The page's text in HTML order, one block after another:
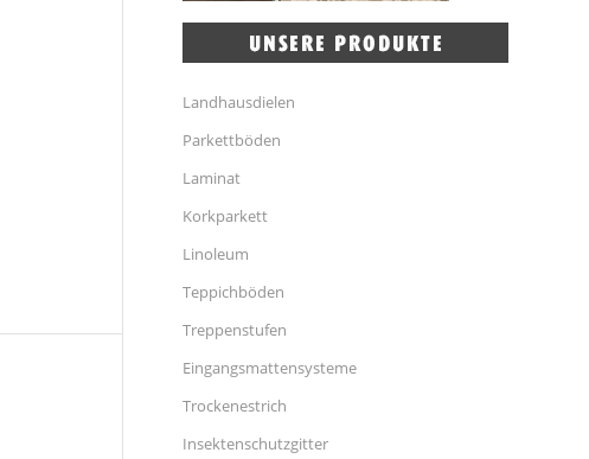
Landhausdielen
Parkettböden
Laminat
Korkparkett
Linoleum
Teppichböden
Treppenstufen
Eingangsmattensysteme
Trockenestrich
Insektenschutzgitter